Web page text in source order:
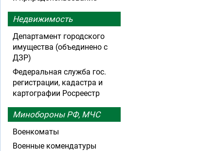
Недвижимость
Департамент городского
имущества (объединено с
ДЗР)
Федеральная служба гос.
регистрации, кадастра и
картографии Росреестр
Минобороны РФ, МЧС
Военкоматы
Военные комендатуры